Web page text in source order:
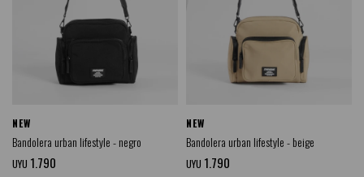
NEW
Bandolera urban lifestyle - negro
UYU 1.790
NEW
Bandolera urban lifestyle - beige
UYU 1.790